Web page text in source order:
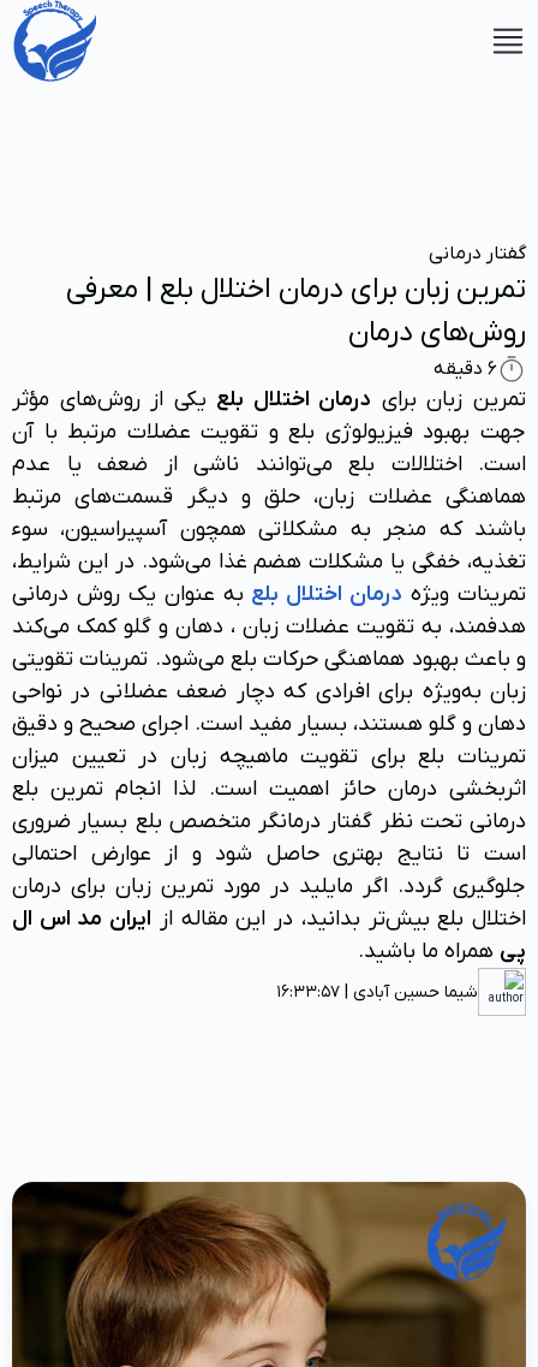
صفحه
اصلی
بلع
درمانی
مقالات
آموزش
رزرو
نوبت
تماس
با
ما
گفتار درمانی
تمرین زبان برای درمان اختلال بلع | معرفی
روش‌های درمان
6 دقیقه
تمرین زبان برای درمان اختلال بلع یکی از روش‌های مؤثر
جهت بهبود فیزیولوژی بلع و تقویت عضلات مرتبط با آن
است. اختلالات بلع می‌توانند ناشی از ضعف یا عدم
هماهنگی عضلات زبان، حلق و دیگر قسمت‌های مرتبط
باشند که منجر به مشکلاتی همچون آسپیراسیون، سوء
تغذیه، خفگی یا مشکلات هضم غذا می‌شود. در این شرایط،
تمرینات ویژه درمان اختلال بلع به عنوان یک روش درمانی
هدفمند، به تقویت عضلات زبان ، دهان و گلو کمک می‌کند
و باعث بهبود هماهنگی حرکات بلع می‌شود. تمرینات تقویتی
زبان به‌ویژه برای افرادی که دچار ضعف عضلانی در نواحی
دهان و گلو هستند، بسیار مفید است. اجرای صحیح و دقیق
تمرینات بلع برای تقویت ماهیچه زبان در تعیین میزان
اثربخشی درمان حائز اهمیت است. لذا انجام تمرین بلع
درمانی تحت نظر گفتار درمانگر متخصص بلع بسیار ضروری
است تا نتایج بهتری حاصل شود و از عوارض احتمالی
جلوگیری گردد. اگر مایلید در مورد تمرین زبان برای درمان
اختلال بلع بیش‌تر بدانید، در این مقاله از ایران مد اس ال
پی همراه ما باشید.
شیما حسین آبادی | 16:33:57